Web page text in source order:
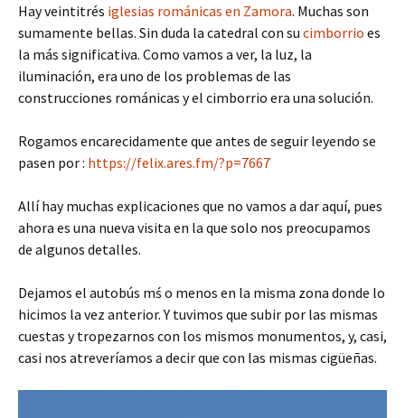
Hay veintitrés iglesias románicas en Zamora. Muchas son
sumamente bellas. Sin duda la catedral con su cimborrio es
la más significativa. Como vamos a ver, la luz, la
iluminación, era uno de los problemas de las
construcciones románicas y el cimborrio era una solución.
Rogamos encarecidamente que antes de seguir leyendo se
pasen por : https://felix.ares.fm/?p=7667
Allí hay muchas explicaciones que no vamos a dar aquí, pues
ahora es una nueva visita en la que solo nos preocupamos
de algunos detalles.
Dejamos el autobús mś o menos en la misma zona donde lo
hicimos la vez anterior. Y tuvimos que subir por las mismas
cuestas y tropezarnos con los mismos monumentos, y, casi,
casi nos atreveríamos a decir que con las mismas cigüeñas.